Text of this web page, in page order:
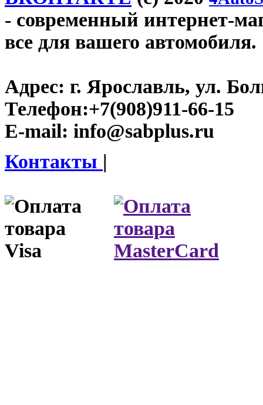
- современный интернет-
все для вашего автомобиля.
Адрес: г. Ярославль, ул.
Телефон:+7(908)911-66-15
E-mail: info@sabplus.ru
Контакты |